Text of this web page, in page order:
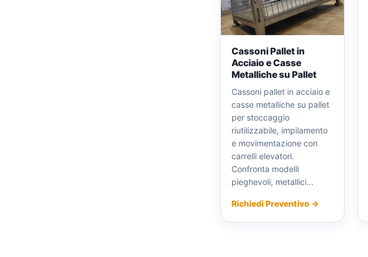
Cassoni Pallet in
Acciaio e Casse
Metalliche su Pallet
Cassoni pallet in acciaio e
casse metalliche su pallet
per stoccaggio
riutilizzabile, impilamento
e movimentazione con
carrelli elevatori.
Confronta modelli
pieghevoli, metallici...
Richiedi Preventivo →